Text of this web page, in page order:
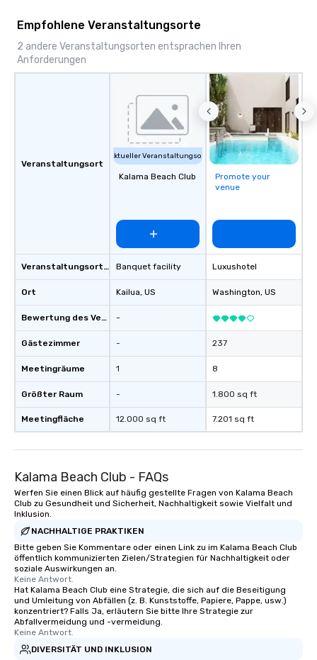
Empfohlene Veranstaltungsorte
2 andere Veranstaltungsorten entsprachen Ihren
Anforderungen
Veranstaltungsort
Veranstaltungsortstyp
Ort
Bewertung des Veranstaltungsortes
Gästezimmer
Meetingräume
Größter Raum
Meetingfläche
Aktueller Veranstaltungsort
Kalama Beach Club
Banquet facility
Kailua, US
-
-
1
-
12.000 sq ft
Promote your
venue
Luxushotel
Washington, US
237
8
1.800 sq ft
7.201 sq ft
Kalama Beach Club - FAQs
Werfen Sie einen Blick auf häufig gestellte Fragen von Kalama Beach
Club zu Gesundheit und Sicherheit, Nachhaltigkeit sowie Vielfalt und
Inklusion.
NACHHALTIGE PRAKTIKEN
Bitte geben Sie Kommentare oder einen Link zu im Kalama Beach Club
öffentlich kommunizierten Zielen/Strategien für Nachhaltigkeit oder
soziale Auswirkungen an.
Keine Antwort.
Hat Kalama Beach Club eine Strategie, die sich auf die Beseitigung
und Umleitung von Abfällen (z. B. Kunststoffe, Papiere, Pappe, usw.)
konzentriert? Falls Ja, erläutern Sie bitte Ihre Strategie zur
Abfallvermeidung und -vermeidung.
Keine Antwort.
DIVERSITÄT UND INKLUSION